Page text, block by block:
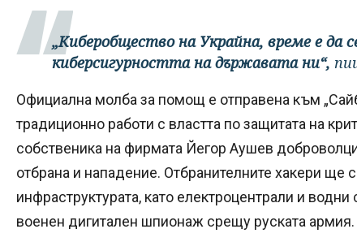
„Киберобщество на Украйна, време е
киберсигурността на държавата ни“,
Официална молба за помощ е отправена към
традиционно работи с властта по защитата на
собственика на фирмата Йегор Аушев
отбрана и нападение. Отбранителните хакери ще
инфраструктурата, като електроцентрали и
военен дигитален шпионаж срещу руската армия.